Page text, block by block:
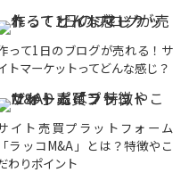
って1日のブログが売れる！サ
トマーケットってどんな感じ？
イト売買プラットフォーム
「ラッコM&A」とは？特徴やこ
わりポイント